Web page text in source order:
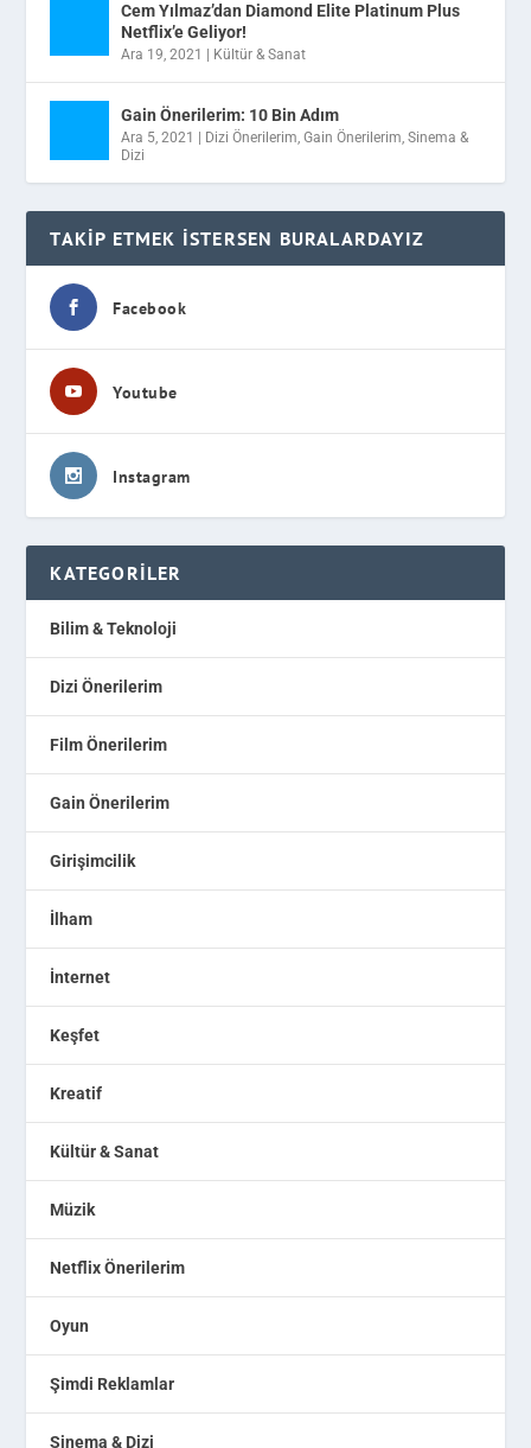
Cem Yılmaz’dan Diamond Elite Platinum Plus
Netflix’e Geliyor!
Ara 19, 2021 Kültür & Sanat
Gain Önerilerim: 10 Bin Adım
Ara 5, 2021 Dizi Önerilerim,Gain Önerilerim,Sinema &
Dizi
TAKIP ETMEK İSTERSEN BURALARDAYIZ
Facebook
Youtube
Instagram
KATEGORILER
Bilim & Teknoloji
Dizi Önerilerim
Film Önerilerim
Gain Önerilerim
Girişimcilik
İlham
İnternet
Keşfet
Kreatif
Kültür & Sanat
Müzik
Netflix Önerilerim
Oyun
Şimdi Reklamlar
Sinema & Dizi